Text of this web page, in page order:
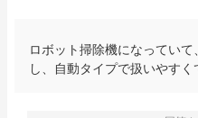
ロボット掃除機になってい
し、自動タイプで扱いやすく